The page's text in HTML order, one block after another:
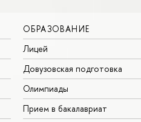
ОБРАЗОВАНИЕ
Лицей
Довузовская подготовка
Олимпиады
Прием в бакалавриат